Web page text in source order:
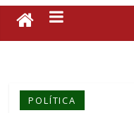
POLÍTICA